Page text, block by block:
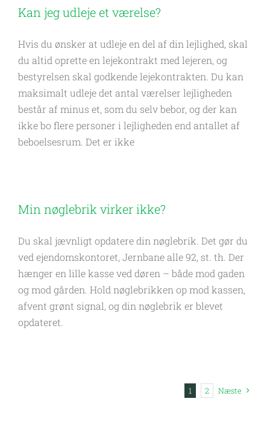
Kan jeg udleje et værelse?
Hvis du ønsker at udleje en del af din lejlighed, skal
du altid oprette en lejekontrakt med lejeren, og
bestyrelsen skal godkende lejekontrakten. Du kan
maksimalt udleje det antal værelser lejligheden
består af minus et, som du selv bebor, og der kan
ikke bo flere personer i lejligheden end antallet af
beboelsesrum. Det er ikke
Min nøglebrik virker ikke?
Du skal jævnligt opdatere din nøglebrik. Det gør du
ved ejendomskontoret, Jernbane alle 92, st. th. Der
hænger en lille kasse ved døren – både mod gaden
og mod gården. Hold nøglebrikken op mod kassen,
afvent grønt signal, og din nøglebrik er blevet
opdateret.
1 2 Næste